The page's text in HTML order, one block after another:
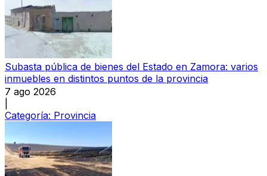
Subasta pública de bienes del Estado en Zamora: varios
inmuebles en distintos puntos de la provincia
7 ago 2026
Categoría: Provincia